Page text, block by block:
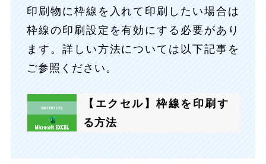
印刷物に枠線を入れて印刷したい場合は
枠線の印刷設定を有効にする必要があり
ます。詳しい方法については以下記事を
ご参照ください。
【エクセル】枠線を印刷す
る方法